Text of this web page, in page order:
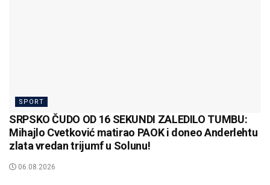
SPORT
SRPSKO ČUDO OD 16 SEKUNDI ZALEDILO TUMBU:
Mihajlo Cvetković matirao PAOK i doneo Anderlehtu
zlata vredan trijumf u Solunu!
06.08.2026